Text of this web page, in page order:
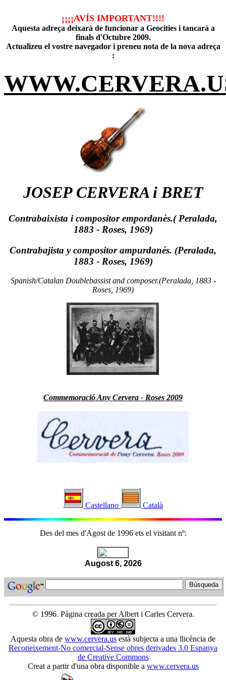
¡¡¡¡AVÍS IMPORTANT!!!!
Aquesta adreça deixarà de funcionar a Geocities i tancarà a
finals d'Octubre 2009.
Actualizeu el vostre navegador i preneu nota de la nova adreça
:
JOSEP CERVERA i BRET
Contrabaixista i compositor empordanès.( Peralada,
1883 - Roses, 1969)
Contrabajista y compositor ampurdanés. (Peralada,
1883 - Roses, 1969)
Spanish/Catalan Doublebassist and composer.(Peralada, 1883 -
Roses, 1969)
Commemoració Any Cervera - Roses 2009
Castellano Català
Des del mes d'Agost de 1996 ets el visitant nº:
Augost 6, 2026
© 1996. Pàgina creada per Albert i Carles Cervera.
Aquesta obra de www.cervera.us està subjecta a una llicència de
Reconeixement-No comercial-Sense obres derivades 3.0 Espanya
de Creative Commons
Creat a partir d'una obra disponible a www.cervera.us